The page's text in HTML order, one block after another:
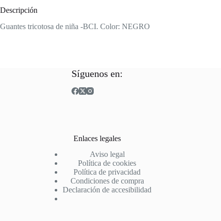
Descripción
Guantes tricotosa de niña -BCI. Color: NEGRO
Síguenos en:
Enlaces legales
Aviso legal
Política de cookies
Política de privacidad
Condiciones de compra
Declaración de accesibilidad